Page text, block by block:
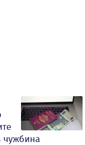
чужбина